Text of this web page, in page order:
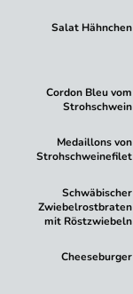
Salat Hähnchen
Cordon Bleu vom
Strohschwein
Medaillons von
Strohschweinefilet
Schwäbischer
Zwiebelrostbraten
mit Röstzwiebeln
Cheeseburger